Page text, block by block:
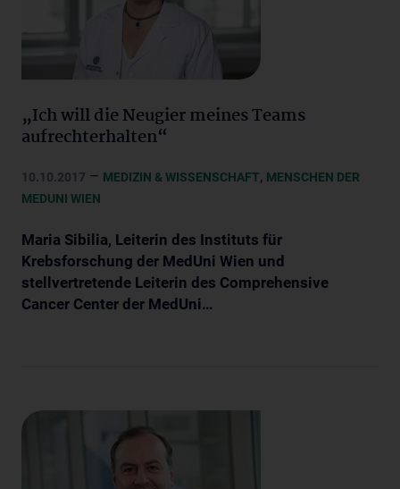
„Ich will die Neugier meines Teams
aufrechterhalten“
10.10.2017 – MEDIZIN & WISSENSCHAFT, MENSCHEN DER
MEDUNI WIEN
Maria Sibilia, Leiterin des Instituts für
Krebsforschung der MedUni Wien und
stellvertretende Leiterin des Comprehensive
Cancer Center der MedUni…